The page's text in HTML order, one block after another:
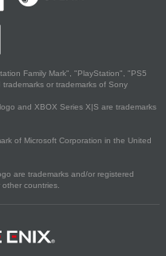
Family Mark", "PlayStation", "PS5
or trademarks of Sony
and XBOX Series X|S are trademarks
of Microsoft Corporation in the United
are trademarks and/or registered
countries.